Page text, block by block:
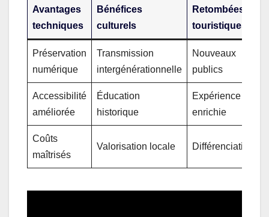
Avantages
techniques
Bénéfices
culturels
Retombées
touristiques
Préservation
numérique
Transmission
intergénérationnelle
Nouveaux
publics
Accessibilité
améliorée
Éducation
historique
Expérience
enrichie
Coûts
maîtrisés
Valorisation locale Différenciation